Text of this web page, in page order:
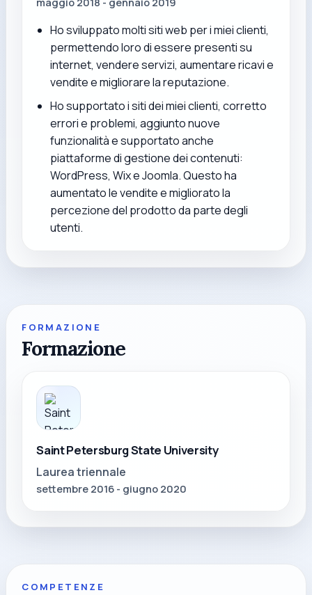
Ho sviluppato molti siti web per i miei clienti,
permettendo loro di essere presenti su
internet, vendere servizi, aumentare ricavi e
vendite e migliorare la reputazione.
Ho supportato i siti dei miei clienti, corretto
errori e problemi, aggiunto nuove
funzionalità e supportato anche
piattaforme di gestione dei contenuti:
WordPress, Wix e Joomla. Questo ha
aumentato le vendite e migliorato la
percezione del prodotto da parte degli
utenti.
FORMAZIONE
Formazione
Saint Petersburg State University
Laurea triennale
settembre 2016 - giugno 2020
COMPETENZE